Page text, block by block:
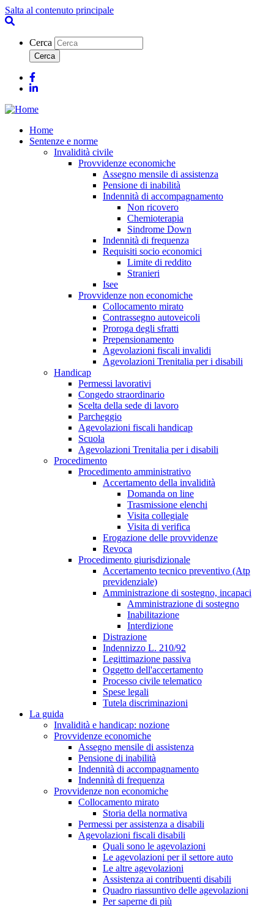
Salta al contenuto principale
Cerca
Facebook
Linkedin
Home
Sentenze e norme
Invalidità civile
Provvidenze economiche
Assegno mensile di assistenza
Pensione di inabilità
Indennità di accompagnamento
Non ricovero
Chemioterapia
Sindrome Down
Indennità di frequenza
Requisiti socio economici
Limite di reddito
Stranieri
Isee
Provvidenze non economiche
Collocamento mirato
Contrassegno autoveicoli
Proroga degli sfratti
Prepensionamento
Agevolazioni fiscali invalidi
Agevolazioni Trenitalia per i disabili
Handicap
Permessi lavorativi
Congedo straordinario
Scelta della sede di lavoro
Parcheggio
Agevolazioni fiscali handicap
Scuola
Agevolazioni Trenitalia per i disabili
Procedimento
Procedimento amministrativo
Accertamento della invalidità
Domanda on line
Trasmissione elenchi
Visita collegiale
Visita di verifica
Erogazione delle provvidenze
Revoca
Procedimento giurisdizionale
Accertamento tecnico preventivo (Atp
previdenziale)
Amministrazione di sostegno, incapaci
Amministrazione di sostegno
Inabilitazione
Interdizione
Distrazione
Indennizzo L. 210/92
Legittimazione passiva
Oggetto dell'accertamento
Processo civile telematico
Spese legali
Tutela discriminazioni
La guida
Invalidità e handicap: nozione
Provvidenze economiche
Assegno mensile di assistenza
Pensione di inabilità
Indennità di accompagnamento
Indennità di frequenza
Provvidenze non economiche
Collocamento mirato
Storia della normativa
Permessi per assistenza a disabili
Agevolazioni fiscali disabili
Quali sono le agevolazioni
Le agevolazioni per il settore auto
Le altre agevolazioni
Assistenza ai contribuenti disabili
Quadro riassuntivo delle agevolazioni
Per saperne di più